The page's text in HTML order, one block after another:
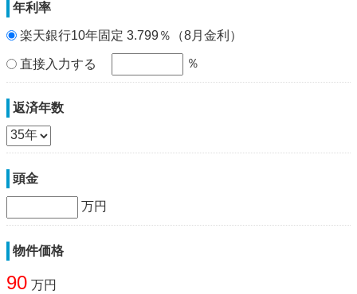
年利率
楽天銀行10年固定 3.799％（8月金利）
直接入力する ％
返済年数
頭金
万円
物件価格
90 万円